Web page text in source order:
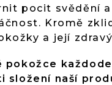
pocit svědění
Kromě
a její
pokožce
složení naší